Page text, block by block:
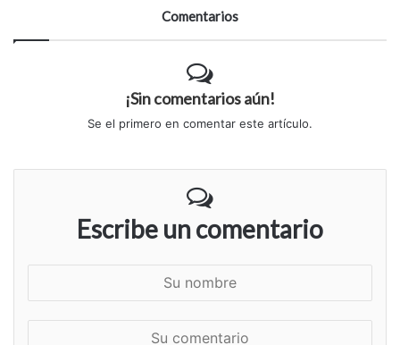
Comentarios
¡Sin comentarios aún!
Se el primero en comentar este artículo.
Escribe un comentario